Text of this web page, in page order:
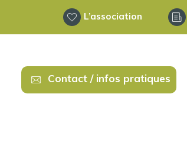
L’association
Contact / infos pratiques